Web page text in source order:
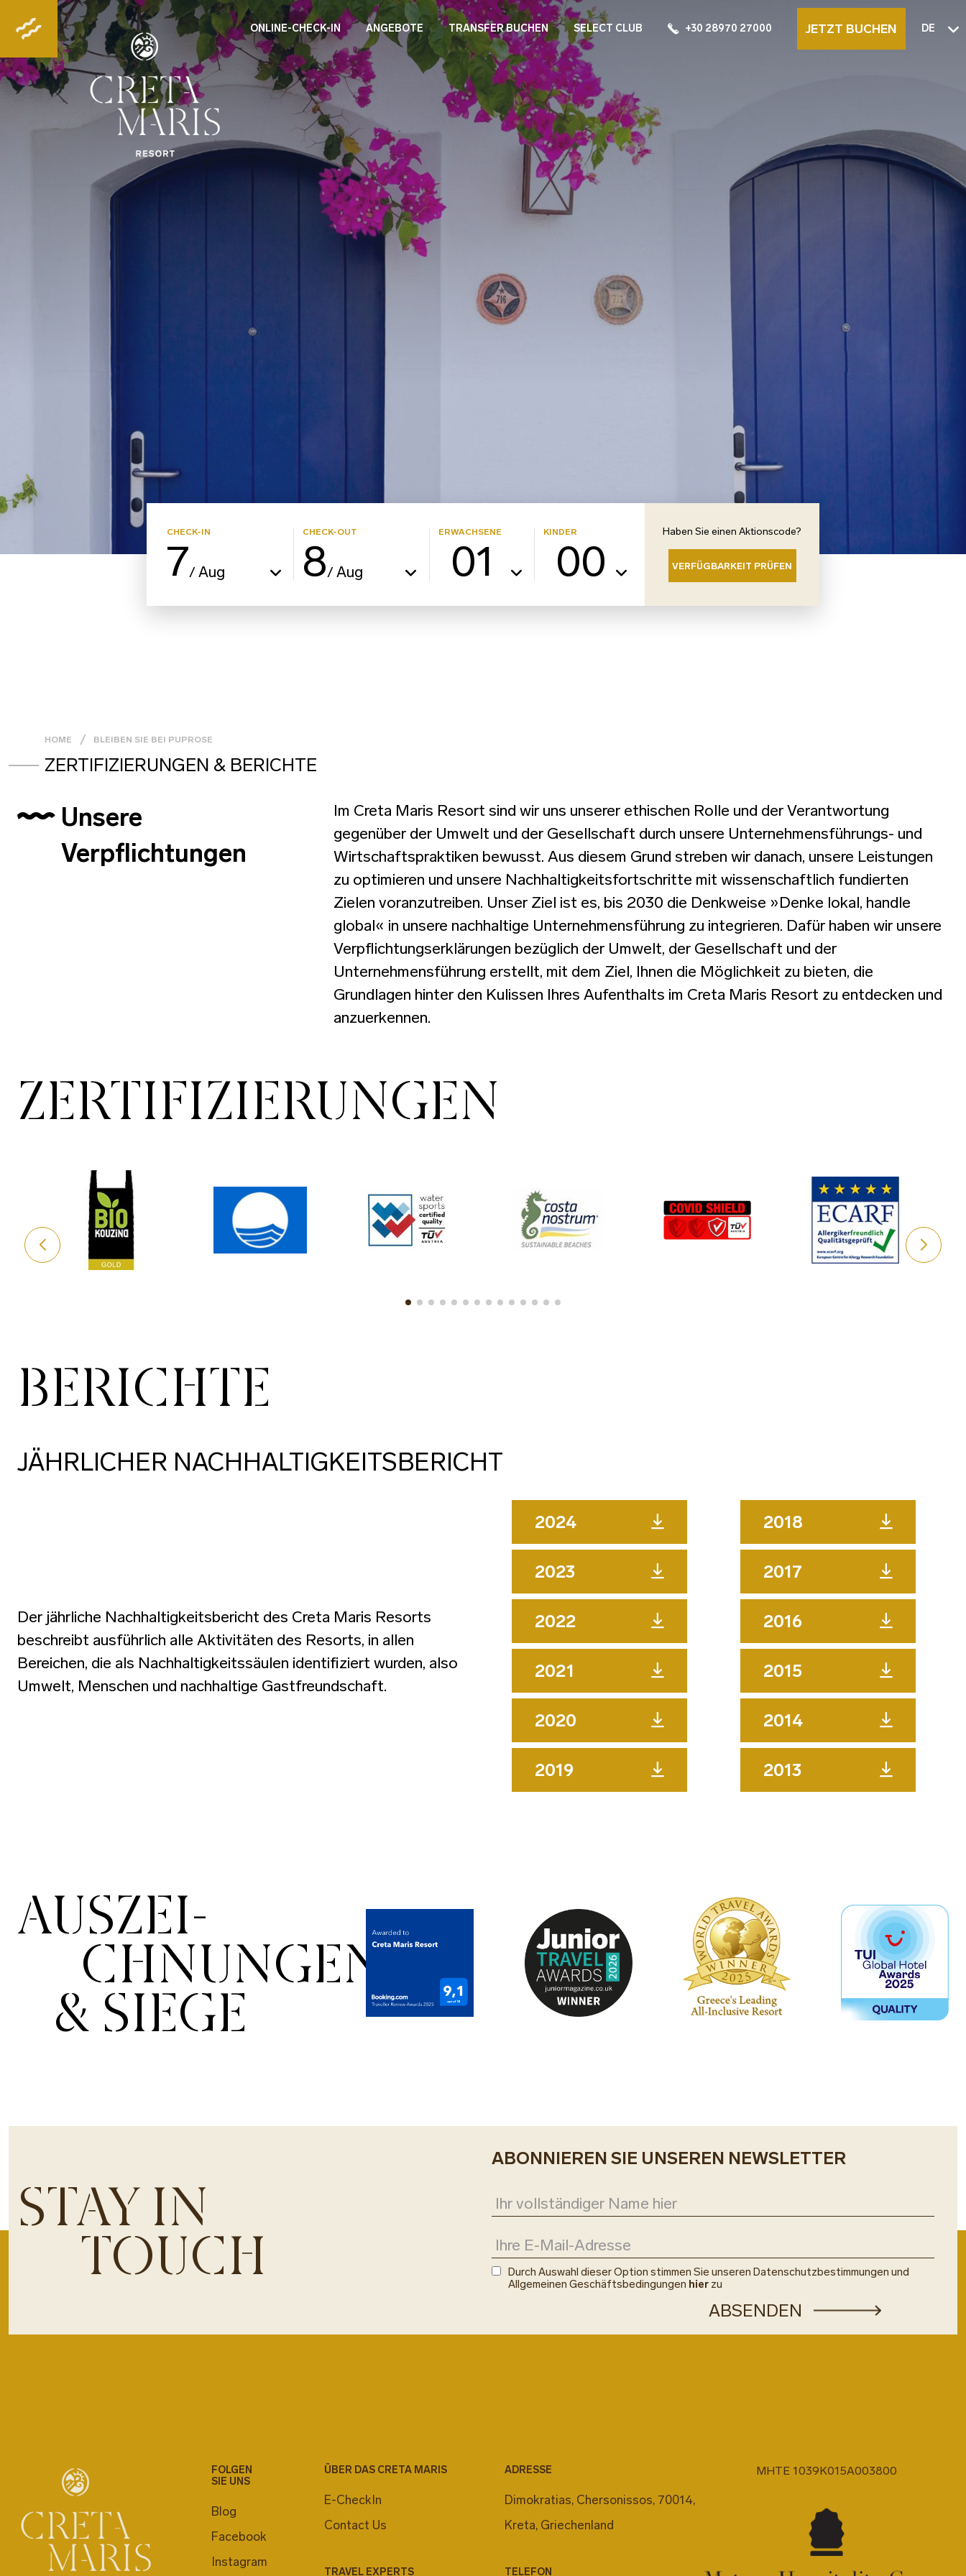
ONLINE-CHECK-IN ANGEBOTE TRANSFER BUCHEN SELECT CLUB +30 28970 27000 JETZT BUCHEN DE
CHECK-IN
7/Aug
CHECK-OUT
8/Aug
ERWACHSENE
01
KINDER
00
Haben Sie einen Aktionscode?
VERFÜGBARKEIT PRÜFEN
HOME BLEIBEN SIE BEI PUPROSE
ZERTIFIZIERUNGEN & BERICHTE
Unsere
Verpflichtungen
Im Creta Maris Resort sind wir uns unserer ethischen Rolle und der Verantwortung
gegenüber der Umwelt und der Gesellschaft durch unsere Unternehmensführungs- und
Wirtschaftspraktiken bewusst. Aus diesem Grund streben wir danach, unsere Leistungen
zu optimieren und unsere Nachhaltigkeitsfortschritte mit wissenschaftlich fundierten
Zielen voranzutreiben. Unser Ziel ist es, bis 2030 die Denkweise »Denke lokal, handle
global« in unsere nachhaltige Unternehmensführung zu integrieren. Dafür haben wir unsere
Verpflichtungserklärungen bezüglich der Umwelt, der Gesellschaft und der
Unternehmensführung erstellt, mit dem Ziel, Ihnen die Möglichkeit zu bieten, die
Grundlagen hinter den Kulissen Ihres Aufenthalts im Creta Maris Resort zu entdecken und
anzuerkennen.
ZERTIFIZIERUNGEN
BERICHTE
JÄHRLICHER NACHHALTIGKEITSBERICHT
Der jährliche Nachhaltigkeitsbericht des Creta Maris Resorts
beschreibt ausführlich alle Aktivitäten des Resorts, in allen
Bereichen, die als Nachhaltigkeitssäulen identifiziert wurden, also
Umwelt, Menschen und nachhaltige Gastfreundschaft.
2024
2023
2022
2021
2020
2019
2018
2017
2016
2015
2014
2013
AUSZEI-
CHNUNGEN
& SIEGE
STAY IN
TOUCH
ABONNIEREN SIE UNSEREN NEWSLETTER
Durch Auswahl dieser Option stimmen Sie unseren Datenschutzbestimmungen und
Allgemeinen Geschäftsbedingungen hier zu
FOLGEN
SIE UNS
Blog
Facebook
Instagram
ÜBER DAS CRETA MARIS
E-CheckIn
Contact Us
TRAVEL EXPERTS
ADRESSE
Dimokratias, Chersonissos, 70014,
Kreta, Griechenland
TELEFON
MHTE 1039K015A003800